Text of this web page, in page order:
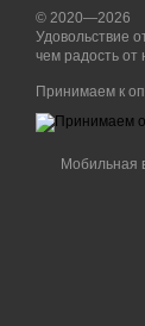
© 2020—2026
Удовольствие
чем радость от
Принимаем к
Мобильная